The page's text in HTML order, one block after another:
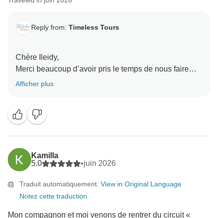
Reply from: Timeless Tours
Chère Ileidy,
Merci beaucoup d’avoir pris le temps de nous faire
part de vos commentaires détaillés. Nous apprécions
proposons chez Timeless Morocco.
Nos circuits sont soigneusement conçus pour vous
faire découvrir les incontournables du Maroc. Ce
faisant, nous nous efforçons toujours de trouver le
juste équilibre entre des visites guidées structurées et
suffisamment de temps libre pour que nos clients
puissent explorer à leur rythme et s’imprégner
Afficher plus
Kamilla
5.0
•juin 2026
Traduit automatiquement. View in Original Language
Notez cette traduction
Mon compagnon et moi venons de rentrer du circuit «